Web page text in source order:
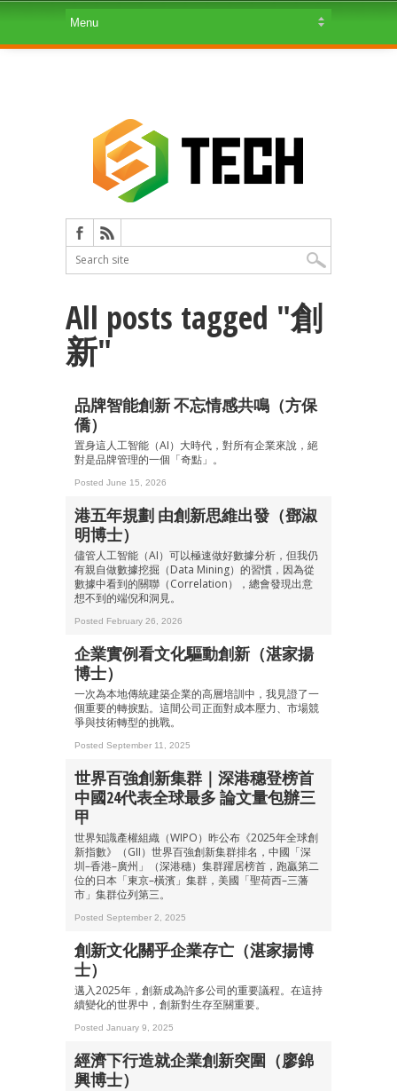
All posts tagged "創
新"
品牌智能創新 不忘情感共鳴（方保
僑）
置身這人工智能（AI）大時代，對所有企業來說，絕
對是品牌管理的一個「奇點」。
Posted June 15, 2026
港五年規劃 由創新思維出發（鄧淑
明博士）
儘管人工智能（AI）可以極速做好數據分析，但我仍
有親自做數據挖掘（Data Mining）的習慣，因為從
數據中看到的關聯（Correlation），總會發現出意
想不到的端倪和洞見。
Posted February 26, 2026
企業實例看文化驅動創新（湛家揚
博士）
一次為本地傳統建築企業的高層培訓中，我見證了一
個重要的轉捩點。這間公司正面對成本壓力、市場競
爭與技術轉型的挑戰。
Posted September 11, 2025
世界百強創新集群｜深港穗登榜首
中國24代表全球最多 論文量包辦三
甲
世界知識產權組織（WIPO）昨公布《2025年全球創
新指數》（GII）世界百強創新集群排名，中國「深
圳–香港–廣州」（深港穗）集群躍居榜首，跑贏第二
位的日本「東京–橫濱」集群，美國「聖荷西–三藩
市」集群位列第三。
Posted September 2, 2025
創新文化關乎企業存亡（湛家揚博
士）
邁入2025年，創新成為許多公司的重要議程。在這持
續變化的世界中，創新對生存至關重要。
Posted January 9, 2025
經濟下行造就企業創新突圍（廖錦
興博士）